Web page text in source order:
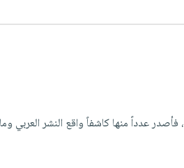
عدداً منها كاشفاً واقع النشر العربي